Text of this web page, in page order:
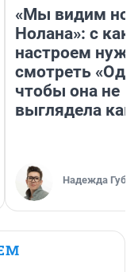
«Мы видим
Нолана»: с
настроем
смотреть
чтобы она не
выглядела как
Надежда